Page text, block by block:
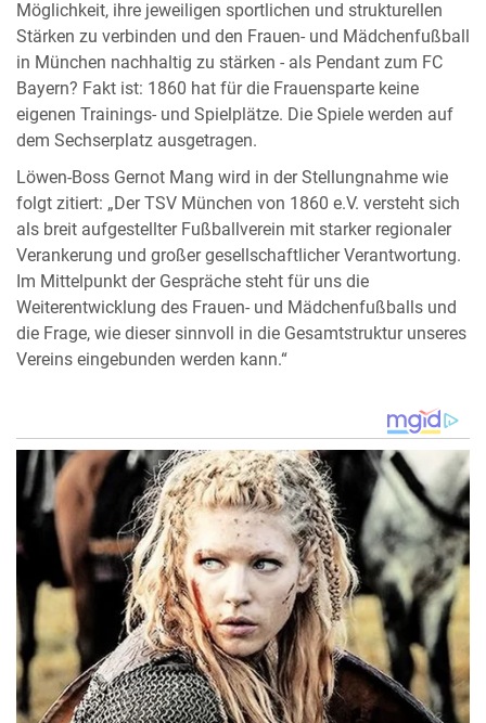
Möglichkeit, ihre jeweiligen sportlichen und strukturellen
Stärken zu verbinden und den Frauen- und Mädchenfußball
in München nachhaltig zu stärken - als Pendant zum FC
Bayern? Fakt ist: 1860 hat für die Frauensparte keine
eigenen Trainings- und Spielplätze. Die Spiele werden auf
dem Sechserplatz ausgetragen.
Löwen-Boss Gernot Mang wird in der Stellungnahme wie
folgt zitiert: „Der TSV München von 1860 e.V. versteht sich
als breit aufgestellter Fußballverein mit starker regionaler
Verankerung und großer gesellschaftlicher Verantwortung.
Im Mittelpunkt der Gespräche steht für uns die
Weiterentwicklung des Frauen- und Mädchenfußballs und
die Frage, wie dieser sinnvoll in die Gesamtstruktur unseres
Vereins eingebunden werden kann.“